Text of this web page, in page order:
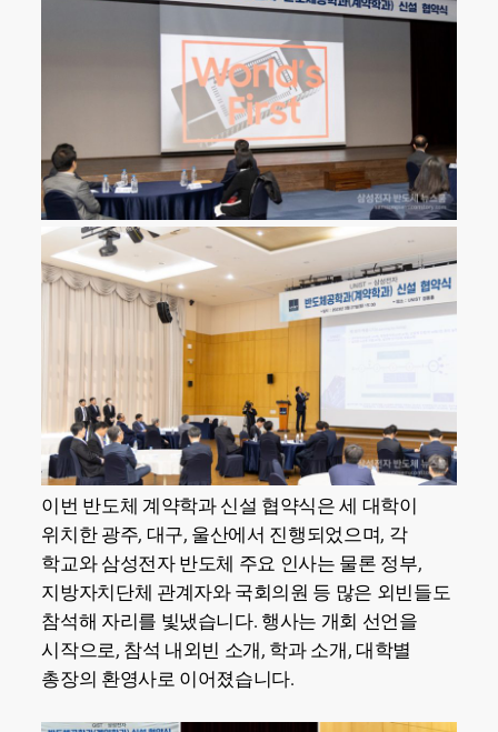
이번 반도체 계약학과 신설 협약식은 세 대학이
위치한 광주, 대구, 울산에서 진행되었으며, 각
학교와 삼성전자 반도체 주요 인사는 물론 정부,
지방자치단체 관계자와 국회의원 등 많은 외빈들도
참석해 자리를 빛냈습니다. 행사는 개회 선언을
시작으로, 참석 내외빈 소개, 학과 소개, 대학별
총장의 환영사로 이어졌습니다.